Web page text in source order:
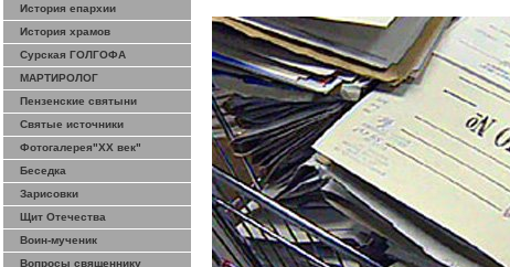
История епархии
История храмов
Сурская ГОЛГОФА
МАРТИРОЛОГ
Пензенские святыни
Святые источники
Фотогалерея"ХХ век"
Беседка
Зарисовки
Щит Отечества
Воин-мученик
Вопросы священнику